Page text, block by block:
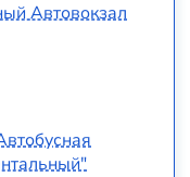
Автовокзал